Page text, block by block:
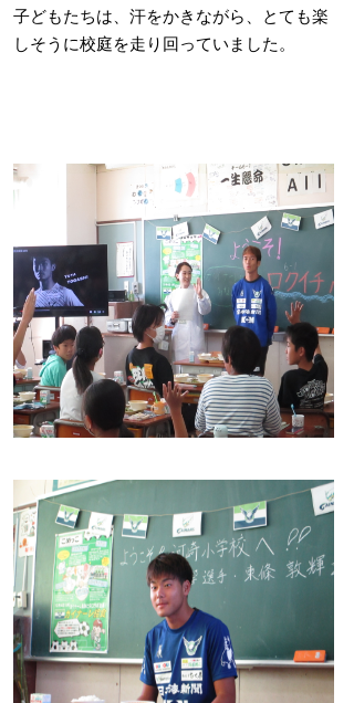
子どもたちは、汗をかきながら、とても楽
しそうに校庭を走り回っていました。